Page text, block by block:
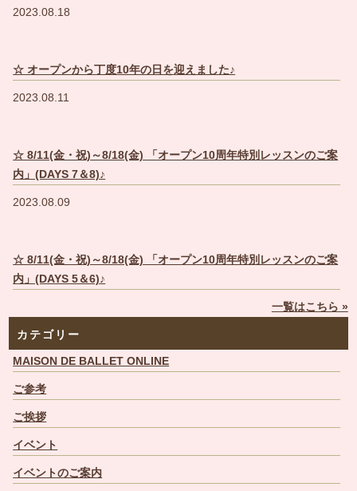
2023.08.18
☆ オープンから丁度10年の日を迎えました♪
2023.08.11
☆ 8/11(金・祝)～8/18(金) 「オープン10周年特別レッスンのご案
内」(DAYS 7＆8)♪
2023.08.09
☆ 8/11(金・祝)～8/18(金) 「オープン10周年特別レッスンのご案
内」(DAYS 5＆6)♪
一覧はこちら »
カテゴリー
MAISON DE BALLET ONLINE
ご参考
ご挨拶
イベント
イベントのご案内